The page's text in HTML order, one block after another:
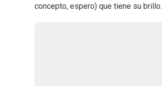
concepto, espero) que tiene su brillo.